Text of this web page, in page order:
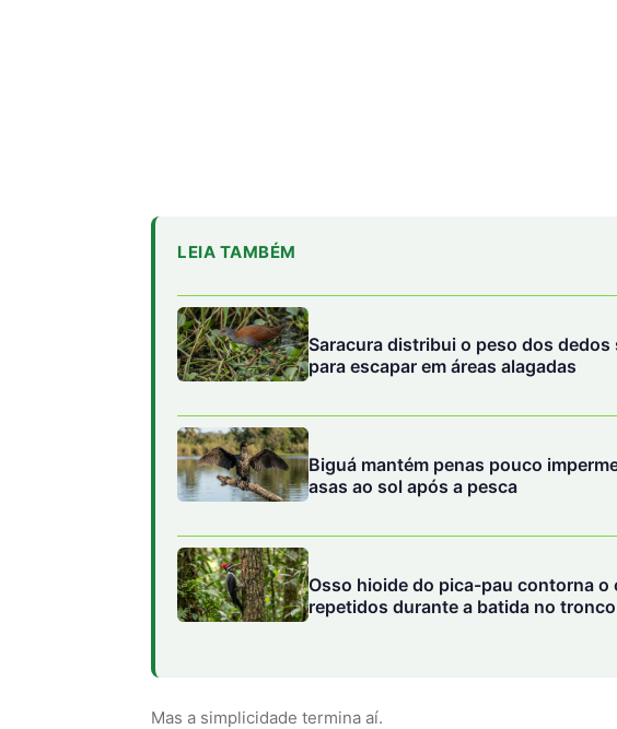
LEIA TAMBÉM
Saracura distribui o peso dos
para escapar em áreas alagadas
Biguá mantém penas pouco
asas ao sol após a pesca
Osso hioide do pica-pau contorna o
repetidos durante a batida no tronco
Mas a simplicidade termina aí.